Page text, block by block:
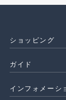
ショッピング
ガイド
インフォメーシ